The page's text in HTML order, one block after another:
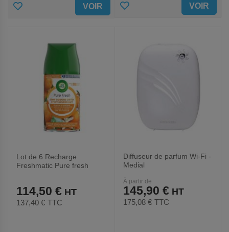
AJOUTER
FAVORIS
VOIR AJOUTER VOIR
Lot de 6 Recharge
Freshmatic Pure fresh
114,50 €
137,40 € TTC
Diffuseur de parfum Wi-Fi -
Medial
À partir de
145,90 €
175,08 € TTC